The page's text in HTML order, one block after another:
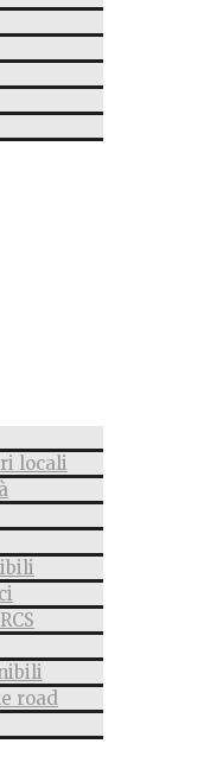
locali
road